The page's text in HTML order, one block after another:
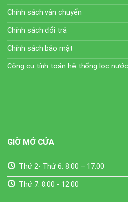
Chính sách vận chuyển
Chính sách đổi trả
Chính sách bảo mật
Công cụ tính toán hệ thống lọc nước
GIỜ MỞ CỬA
Thứ 2- Thứ 6: 8:00 – 17:00
Thứ 7: 8:00 - 12:00